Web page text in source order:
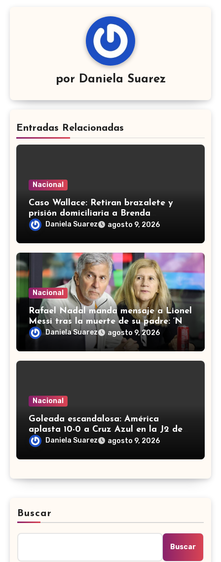
por Daniela Suarez
Entradas Relacionadas
Nacional
Caso Wallace: Retiran brazalete y
prisión domiciliaria a Brenda
Quevedo; seguirá proceso en libertad
Daniela Suarez agosto 9, 2026
Nacional
Rafael Nadal manda mensaje a Lionel
Messi tras la muerte de su padre: ‘No
me puedo imaginar el dolor’
Daniela Suarez agosto 9, 2026
Nacional
Goleada escandalosa: América
aplasta 10-0 a Cruz Azul en la J2 de
la Liga MX Femenil
Daniela Suarez agosto 9, 2026
Buscar
Buscar